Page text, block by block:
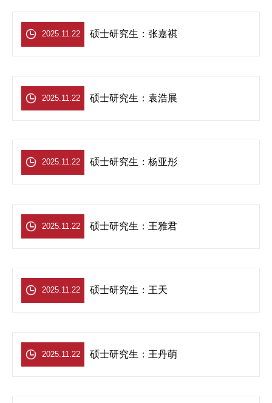
2025.11.22 硕士研究生：张嘉祺
2025.11.22 硕士研究生：袁浩展
2025.11.22 硕士研究生：杨亚彤
2025.11.22 硕士研究生：王雅君
2025.11.22 硕士研究生：王天
2025.11.22 硕士研究生：王丹萌